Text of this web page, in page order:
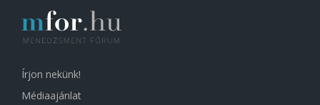
Írjon nekünk!
Médiaajánlat